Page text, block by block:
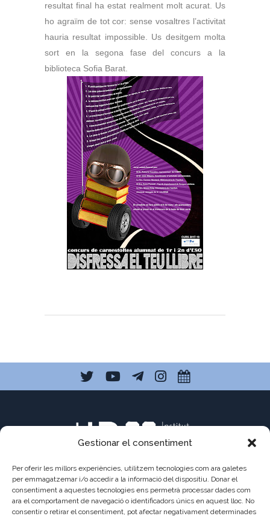
Gestionar el consentiment
Per oferir les millors experiències, utilitzem tecnologies com ara galetes
per emmagatzemar i/o accedir a la informació del dispositiu. Donar el
consentiment a aquestes tecnologies ens permetrà processar dades com
ara el comportament de navegació o identificadors únics en aquest lloc. No
consentir o retirar el consentiment, pot afectar negativament determinades
resultat final ha estat realment molt acurat. Us
ho agraïm de tot cor: sense vosaltres l’activitat
hauria resultat impossible. Us desitgem molta
sort en la segona fasedel concurs a la
biblioteca Sofia Barat.
C/ Pau Claris 121
08009 Barcelona